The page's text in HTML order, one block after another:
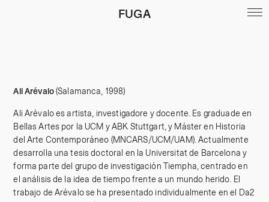
FUGA
Ali Arévalo(Salamanca, 1998)
Ali Arévalo es artista, investigadore y docente. Es graduade en
Bellas Artes por la UCM y ABK Stuttgart, y Máster en Historia
del Arte Contemporáneo (MNCARS/UCM/UAM). Actualmente
desarrolla una tesis doctoral en la Universitat de Barcelona y
forma parte del grupo de investigación Tiempha, centrado en
el análisis de la idea de tiempo frente a un mundo herido. El
trabajo de Arévalo se ha presentado individualmente en el Da2